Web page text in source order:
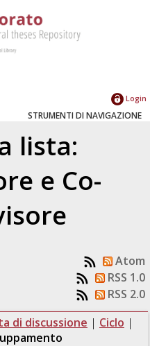
Login
STRUMENTI DI NAVIGAZIONE
lista:
e Co-
Atom
RSS 1.0
RSS 2.0
di discussione | Ciclo |